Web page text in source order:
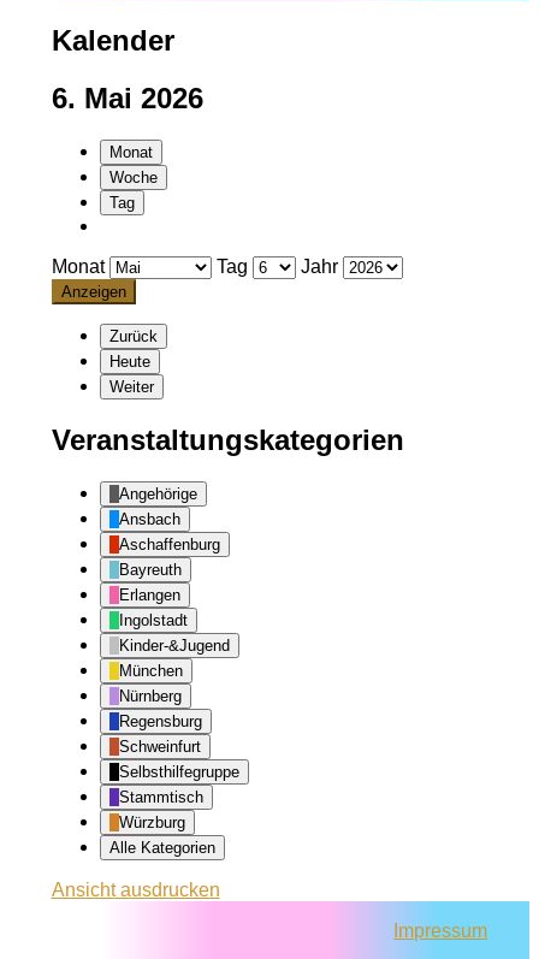
Kalender
6. Mai 2026
Monat
Woche
Tag
Monat Tag Jahr
Zurück
Heute
Weiter
Veranstaltungskategorien
Angehörige
Ansbach
Aschaffenburg
Bayreuth
Erlangen
Ingolstadt
Kinder-&Jugend
München
Nürnberg
Regensburg
Schweinfurt
Selbsthilfegruppe
Stammtisch
Würzburg
Alle Kategorien
Ansichtausdrucken
Impressum